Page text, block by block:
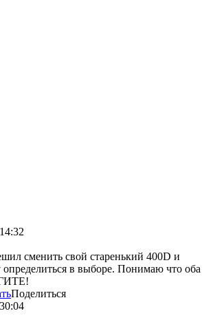
сменить свой старенький 400D и
в выборе. Понимаю что оба
Поделиться